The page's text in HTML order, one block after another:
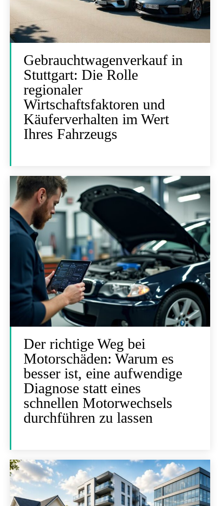
Gebrauchtwagenverkauf in
Stuttgart: Die Rolle
regionaler
Wirtschaftsfaktoren und
Käuferverhalten im Wert
Ihres Fahrzeugs
Der richtige Weg bei
Motorschäden: Warum es
besser ist, eine aufwendige
Diagnose statt eines
schnellen Motorwechsels
durchführen zu lassen